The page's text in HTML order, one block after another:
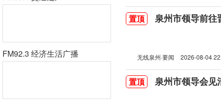
FM92.3 经济生活广播
置顶 泉州市领导前往
无线泉州·要闻 2026-08-04
置顶 泉州市领导会见